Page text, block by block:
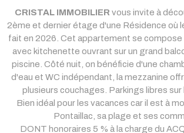
CRISTAL IMMOBILIER vous invite à
2ème et dernier étage d'une Résidence où
fait en 2026. Cet appartement se compose
avec kitchenette ouvrant sur un grand
piscine. Côté nuit, on bénéficie d'une
d'eau et WC indépendant, la mezzanine
plusieurs couchages. Parkings libres sur
Bien idéal pour les vacances car il est à
Pontaillac, sa plage et ses
DONT honoraires 5 % à la charge du